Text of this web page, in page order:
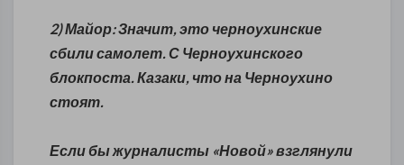
2) Майор: Значит, это черноухинские
сбили самолет. С Черноухинского
блокпоста. Казаки, что на Черноухино
стоят.
Если бы журналисты «Новой» взглянули